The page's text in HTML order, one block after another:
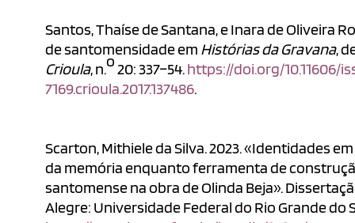
Santos, Thaíse de Santana, e Inara de Oliveira
de santomensidade em Histórias da Gravana,
Crioula, n.o20: 337–54.https://doi.org/10.11606/
7169.crioula.2017.137486.
Scarton, Mithiele da Silva. 2023. «Identidades
da memória enquanto ferramenta de
santomense na obra de Olinda Beja».
Alegre: Universidade Federal do Rio Grande do